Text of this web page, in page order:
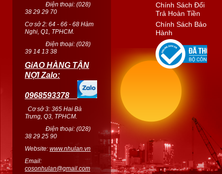
Điện thoại: (028)
38 29 29 70
Cơ sở 2: 64 - 66 - 68 Hàm
Nghi, Q1, TPHCM.
Điện thoại: (028)
39 14 13 38
GiAO HÀNG TẬN
NỢI Zalo:
0968593378
Cơ sở 3: 365 Hai Bà
Trưng, Q3, TPHCM.
Điện thoại: (028)
38 29 25 90
Website: www.nhulan.vn
Email:
cosonhulan@gmail.com
Chính Sách Đổi
Trả Hoàn Tiền
Chính Sách Bảo
Hành